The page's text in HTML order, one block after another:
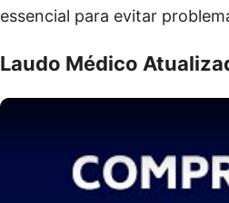
essencial para evitar
Laudo Médico